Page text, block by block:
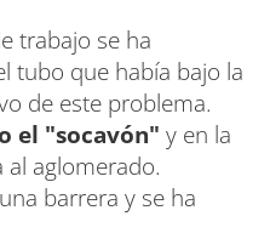
trabajo se ha
tubo que había bajo la
de este problema.
el "socavón" y en la
aglomerado.
barrera y se ha